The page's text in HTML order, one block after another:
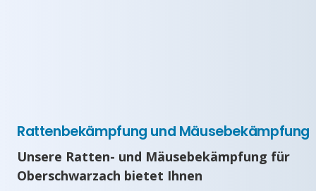
Rattenbekämpfung und Mäusebekämpfung
Unsere Ratten- und Mäusebekämpfung für
Oberschwarzach bietet Ihnen